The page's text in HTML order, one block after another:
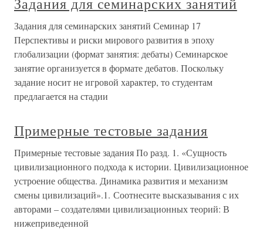
Задания для семинарских занятий Семинар 17
Перспективы и риски мирового развития в эпоху
глобализации (формат занятия: дебаты) Семинарское
занятие организуется в формате дебатов. Поскольку
задание носит не игровой характер, то студентам
предлагается на стадии
Примерные тестовые задания
Примерные тестовые задания По разд. 1. «Сущность
цивилизационного подхода к истории. Цивилизационное
устроение общества. Динамика развития и механизм
смены цивилизаций».1. Соотнесите высказывания с их
авторами – создателями цивилизационных теорий: В
нижеприведенной